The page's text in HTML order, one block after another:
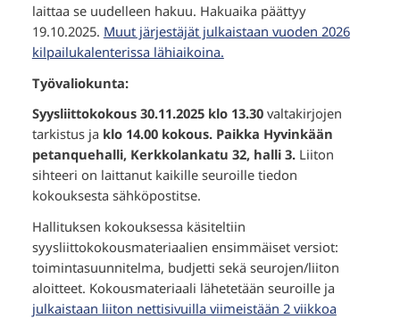
laittaa se uudelleen hakuu. Hakuaika päättyy
19.10.2025. Muut järjestäjät julkaistaan vuoden 2026
kilpailukalenterissa lähiaikoina.
Työvaliokunta:
Syysliittokokous 30.11.2025 klo 13.30 valtakirjojen
tarkistus ja klo 14.00 kokous. Paikka Hyvinkään
petanquehalli, Kerkkolankatu 32, halli 3. Liiton
sihteeri on laittanut kaikille seuroille tiedon
kokouksesta sähköpostitse.
Hallituksen kokouksessa käsiteltiin
syysliittokokousmateriaalien ensimmäiset versiot:
toimintasuunnitelma, budjetti sekä seurojen/liiton
aloitteet. Kokousmateriaali lähetetään seuroille ja
julkaistaan liiton nettisivuilla viimeistään 2 viikkoa